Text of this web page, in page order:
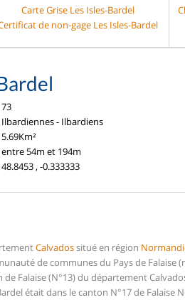
Carte Grise Les Isles-Bardel
de non-gage Les Isles-Bardel
73
Ilbardiennes - Ilbardiens
5.69Km²
entre 54m et 194m
48.8453 , -0.333333
Calvadossitué en région
de communes du Pays de Falaise
de Falaise (N°13) du département
était dans le canton N°17 de Falaise